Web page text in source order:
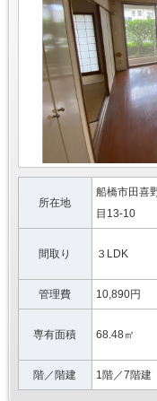
所在地
船橋市田喜
目13-10
間取り ３LDK
管理費 10,890円
専有面積 68.48㎡
階／階建 1階／7階建